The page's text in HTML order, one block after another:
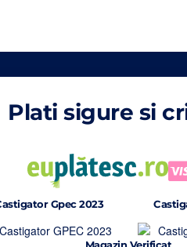
Plati sigure si
Gpec 2023